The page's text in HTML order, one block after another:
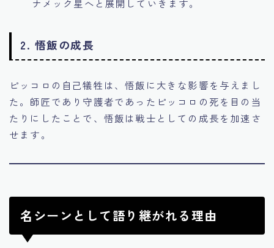
ナメック星へと展開していきます。
2. 悟飯の成長
ピッコロの自己犠牲は、悟飯に大きな影響を与えまし
た。師匠であり守護者であったピッコロの死を目の当
たりにしたことで、悟飯は戦士としての成長を加速さ
せます。
名シーンとして語り継がれる理由